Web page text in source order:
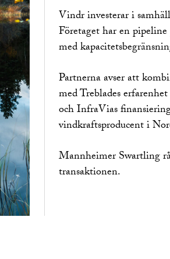
Vindr investerar i
Företaget har en
med
Partnerna avser att
med Treblades
och InfraVias
vindkraftsproducent i
Mannheimer Swartling
transaktionen.